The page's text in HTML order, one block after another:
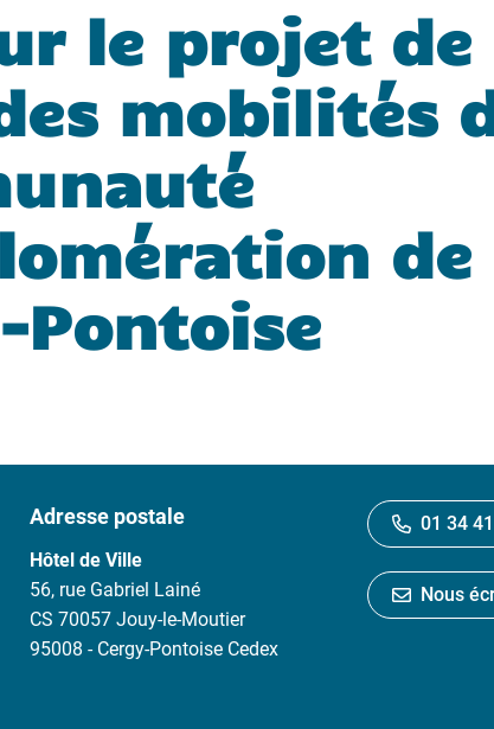
le projet de
mobilités
de
Pontoise
Adresse postale
Hôtel de Ville
56, rue Gabriel Lainé
CS 70057 Jouy-le-Moutier
95008 - Cergy-Pontoise Cedex
01 34
Nous